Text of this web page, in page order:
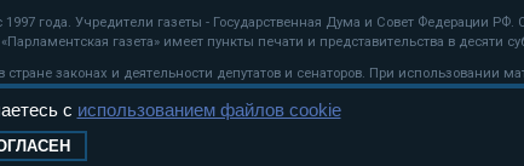
года. Учредители газеты - Государственная Дума и Совет Федерации
газета» имеет пункты печати и представительства в десяти
законах и деятельности депутатов и сенаторов. При использовании
с использованием файлов cookie